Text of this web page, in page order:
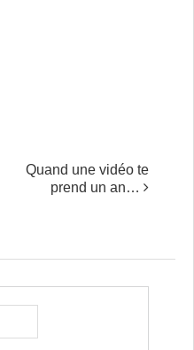
Quand une vidéo te
prend un an…